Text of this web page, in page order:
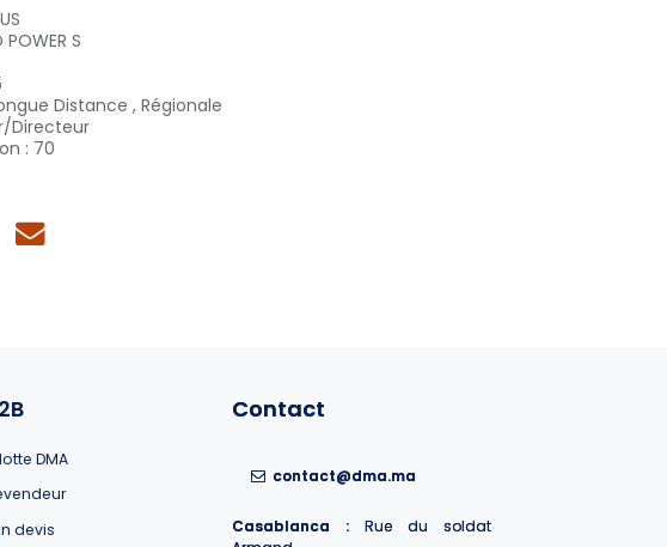
POWER S
Distance , Régionale
Directeur
: 70
DMA
devis
Contact
contact@dma.ma
Casablanca :
Rue du soldat
Contact
contact@dma.ma
Casablanca :
Rue du soldat